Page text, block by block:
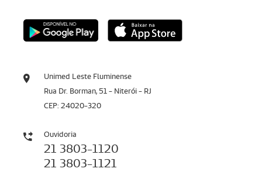
Unimed Leste Fluminense
Rua Dr. Borman, 51 - Niterói - RJ
CEP: 24020-320
Ouvidoria
21 3803-1120
21 3803-1121